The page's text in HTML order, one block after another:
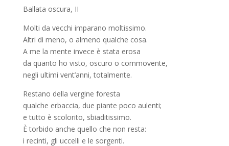
Ballata oscura, II
Molti da vecchi imparano moltissimo.
Altri di meno, o almeno qualche cosa.
A me la mente invece è stata erosa
da quanto ho visto, oscuro o commovente,
negli ultimi vent’anni, totalmente.
Restano della vergine foresta
qualche erbaccia, due piante poco aulenti;
e tutto è scolorito, sbiaditissimo.
È torbido anche quello che non resta:
i recinti, gli uccelli e le sorgenti.